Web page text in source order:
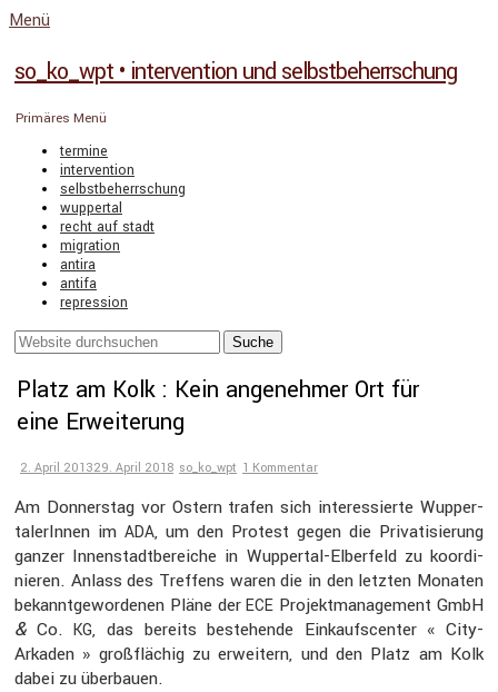
Menü
so_ko_wpt • intervention und selbstbeherrschung
Primäres Menü
Springe
Inhalt
termine
intervention
selbstbeherrschung
wuppertal
recht auf stadt
migration
antira
antifa
repression
Suchen
suche
nach:
Platz am Kolk : Kein angenehmer Ort für
eine Erweiterung
Posted
2. April 201329. April 2018 Autor
so_ko_wpt 1 Kommentar
Am Donnerstag vor Ostern trafen sich inter­es­sierte Wupper­
ta­le­rInnen im ADA, um den Protest gegen die Priva­ti­sie­rung
ganzer Innen­stadt­be­reiche in Wuppertal-Elber­feld zu koordi­
nieren. Anlass des Treffens waren die in den letzten Monaten
bekannt­ge­wor­denen Pläne derECE Projekt­ma­nage­ment GmbH
&Co.KG, das bereits bestehende Einkaufs­center « City-
Arkaden » großflä­chig zu erwei­tern, und den Platz am Kolk
dabei zu überbauen.